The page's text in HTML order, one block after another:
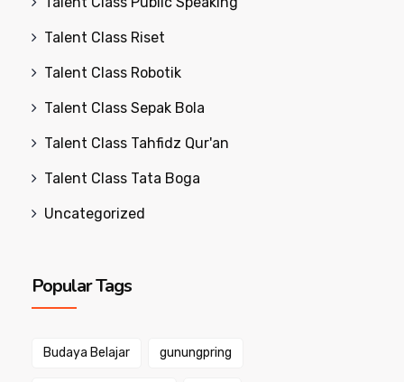
Talent Class Riset
Talent Class Robotik
Talent Class Sepak Bola
Talent Class Tahfidz Qur'an
Talent Class Tata Boga
Uncategorized
Popular Tags
Budaya Belajar gunungpring